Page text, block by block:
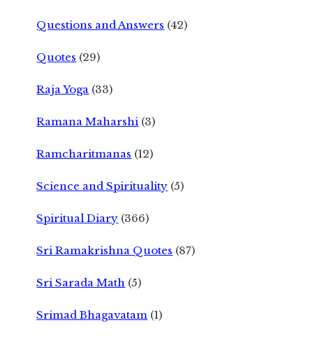
Questions and Answers (42)
Quotes (29)
Raja Yoga (33)
Ramana Maharshi (3)
Ramcharitmanas (12)
Science and Spirituality (5)
Spiritual Diary (366)
Sri Ramakrishna Quotes (87)
Sri Sarada Math (5)
Srimad Bhagavatam (1)